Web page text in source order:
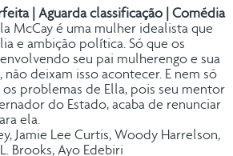
| Aguarda classificação | Comédia
McCay é uma mulher idealista que
e ambição política. Só que os
seu pai mulherengo e sua
deixam isso acontecer. E nem só
problemas de Ella, pois seu mentor
do Estado, acaba de renunciar
ela.
Jamie Lee Curtis, Woody Harrelson,
Brooks, Ayo Edebiri